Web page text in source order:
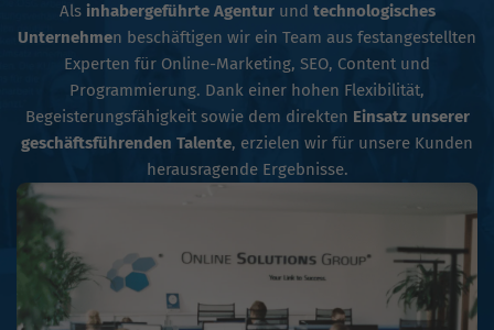
Alsinhabergeführte Agenturund technologisches
Unternehmen beschäftigen wir ein Team aus festangestellten
Experten für Online-Marketing, SEO, Content und
Programmierung. Dank einer hohen Flexibilität,
Begeisterungsfähigkeit sowie dem direkten Einsatz unserer
geschäftsführenden Talente, erzielen wir für unsere Kunden
herausragende Ergebnisse.